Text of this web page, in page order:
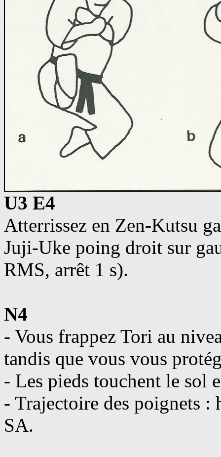
U3 E4
Atterrissez en Zen-Kutsu
Juji-Uke poing droit sur
RMS, arrêt 1 s).
N4
- Vous frappez Tori au
tandis que vous vous
- Les pieds touchent le sol
- Trajectoire des poignets :
SA.